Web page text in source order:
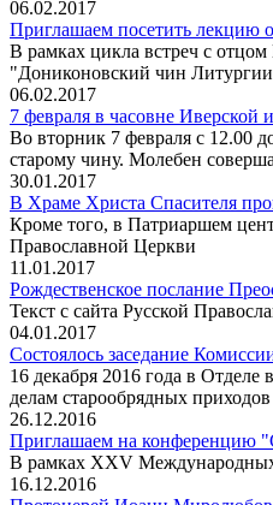
06.02.2017
Приглашаем посетить лекцию
В рамках цикла встреч с
"Дониконовский чин
06.02.2017
7 февраля в часовне
Во вторник 7 февраля с 12.00
старому чину. Молебен
30.01.2017
В Храме Христа Спасителя
Кроме того, в Патриаршем
Православной Церкви
11.01.2017
Рождественское послание
Текст с сайта Русской
04.01.2017
Состоялось заседание
16 декабря 2016 года в
делам старообрядных
26.12.2016
Приглашаем на конференцию
В рамках XXV Международных
16.12.2016